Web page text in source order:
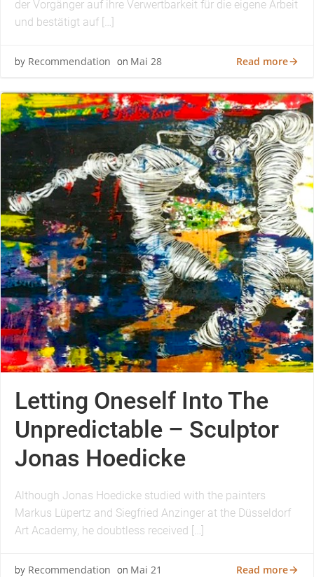
der Vorgänger auf ihre Verwertbarkeit für die eigene Arbeit
und bestätigt auf […]
by Recommendation on Mai 28 Read more
Letting Oneself Into The
Unpredictable – Sculptor
Jonas Hoedicke
Although Jonas Hoedicke studied with the painters
Markus Lüpertz and Siegfried Anzinger at the Düsseldorf
Art Academy, he doubtless received […]
by Recommendation on Mai 21 Read more